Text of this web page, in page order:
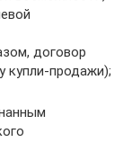
договор
купли-продажи);